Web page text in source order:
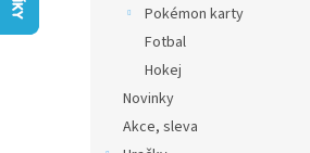
Pokémon karty
Fotbal
Hokej
Novinky
Akce, sleva